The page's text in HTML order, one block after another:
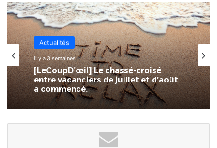
Actualités
il y a 3 semaines
entre vacanciers de juillet et d’août
Actualités
il y a 4 semaines
SPID : L’écosystème numérique
togolais à portée de main